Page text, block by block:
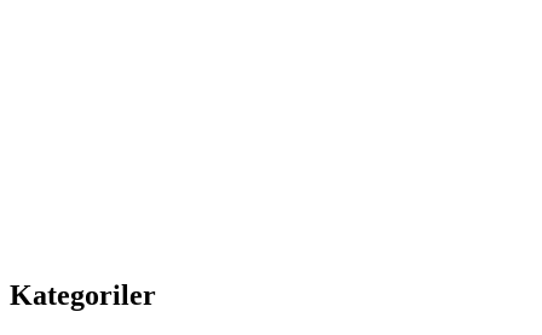
Kategoriler